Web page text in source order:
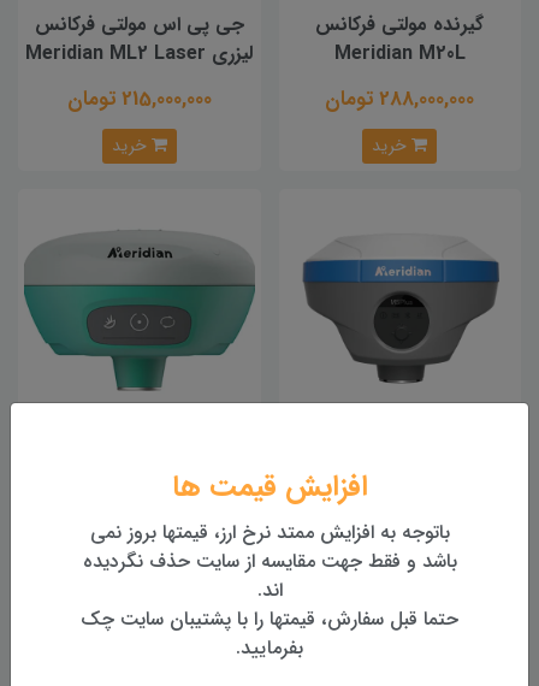
گیرنده مولتی فرکانس
Meridian M20L
288,000,000 تومان
خرید
جی پی اس مولتی فرکانس
لیزری Meridian ML2 Laser
215,000,000 تومان
خرید
Meridian M5 Plus
195,000,000 تومان
خرید
Meridian M6
خرید
افزایش قیمت ها
باتوجه به افزایش ممتد نرخ ارز، قیمتها بروز نمی
باشد و فقط جهت مقایسه از سایت حذف نگردیده
اند.
حتما قبل سفارش، قیمتها را با پشتیبان سایت چک
بفرمایید.